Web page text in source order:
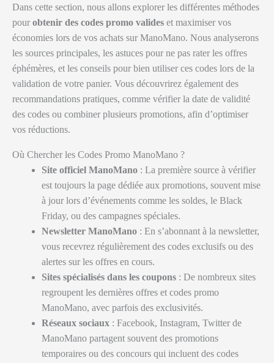
Dans cette section, nous allons explorer les différentes méthodes
pour obtenir des codes promo valides et maximiser vos
économies lors de vos achats sur ManoMano. Nous analyserons
les sources principales, les astuces pour ne pas rater les offres
éphémères, et les conseils pour bien utiliser ces codes lors de la
validation de votre panier. Vous découvrirez également des
recommandations pratiques, comme vérifier la date de validité
des codes ou combiner plusieurs promotions, afin d’optimiser
vos réductions.
Où Chercher les Codes Promo ManoMano ?
Site officiel ManoMano : La première source à vérifier
est toujours la page dédiée aux promotions, souvent mise
à jour lors d’événements comme les soldes, le Black
Friday, ou des campagnes spéciales.
Newsletter ManoMano : En s’abonnant à la newsletter,
vous recevrez régulièrement des codes exclusifs ou des
alertes sur les offres en cours.
Sites spécialisés dans les coupons : De nombreux sites
regroupent les dernières offres et codes promo
ManoMano, avec parfois des exclusivités.
Réseaux sociaux : Facebook, Instagram, Twitter de
ManoMano partagent souvent des promotions
temporaires ou des concours qui incluent des codes